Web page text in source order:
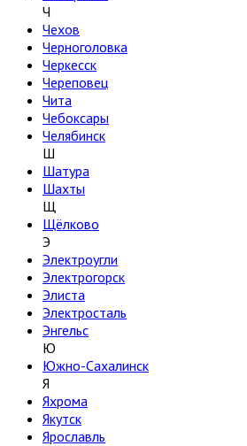
Ч
Чехов
Черноголовка
Черкесск
Череповец
Чита
Чебоксары
Челябинск
Ш
Шатура
Шахты
Щ
Щёлково
Э
Электроугли
Электрогорск
Элиста
Электросталь
Энгельс
Ю
Южно-Сахалинск
Я
Яхрома
Якутск
Ярославль